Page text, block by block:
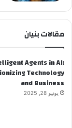
مقالات بنيان
Agents in AI:
Technology
and Business
يونيو 28, 2025